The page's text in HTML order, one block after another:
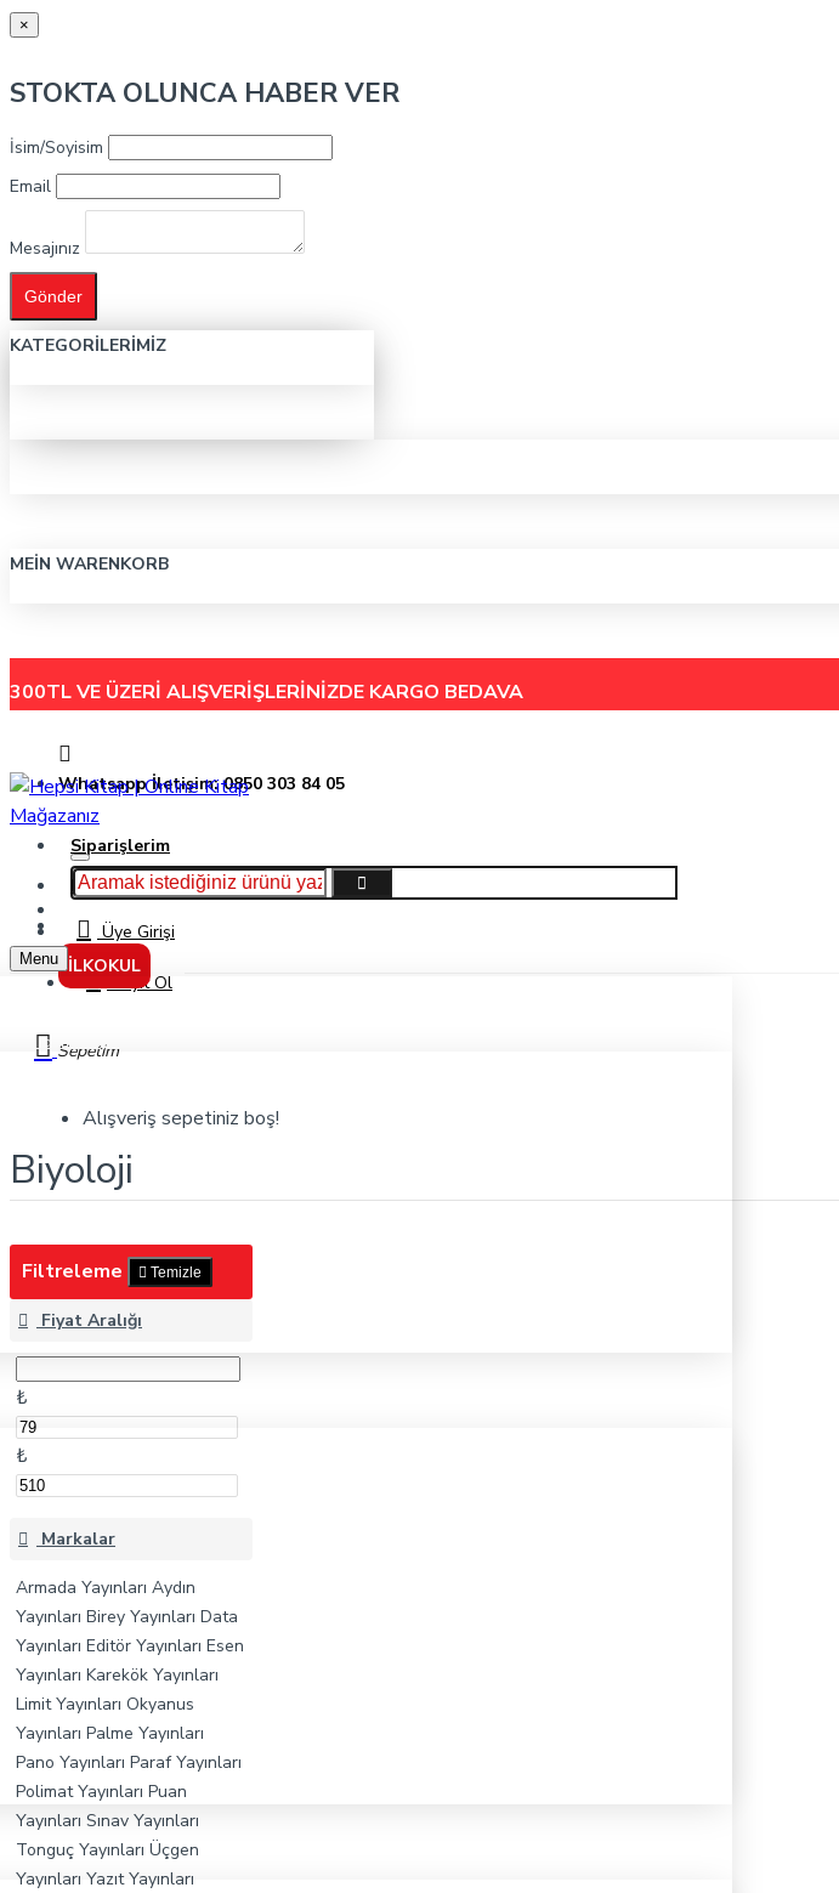
×
STOKTA OLUNCA HABER VER
İsim/Soyisim
Email
Mesajınız
Gönder
KATEGORILERIMIZ
MEIN WARENKORB
300TL VE ÜZERİ ALIŞVERİŞLERİNİZDE KARGO BEDAVA
Whatsapp İletişim: 0850 303 84 05
Siparişlerim
Hakkımızda
İletişimÜye Girişi
Kayıt Ol
Sepetim
Alışveriş sepetiniz boş!
İLKOKUL
Menu
Yardımcı Kaynak
Biyoloji
Filtreleme Temizle
Fiyat Aralığı
₺
₺
Markalar
Armada Yayınları Aydın
Yayınları Birey Yayınları Data
Yayınları Editör Yayınları Esen
Yayınları Karekök Yayınları
Limit Yayınları Okyanus
Yayınları Palme Yayınları
Pano Yayınları Paraf Yayınları
Polimat Yayınları Puan
Yayınları Sınav Yayınları
Tonguç Yayınları Üçgen
Yayınları Yazıt Yayınları